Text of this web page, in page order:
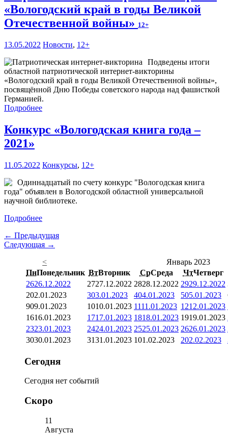
«Вологодский край в годы Великой
Отечественной войны» 12+
13.05.2022 Новости, 12+
Подведены итоги
областной патриотической интернет-викторины
«Вологодский край в годы Великой Отечественной войны»,
посвящённой Дню Победы советского народа над фашисткой
Германией.
Подробнее
Конкурс «Вологодская книга года –
2021»
11.05.2022 Конкурсы, 12+
Одиннадцатый по счету конкурс "Вологодская книга
года" объявлен в Вологодской областной универсальной
научной библиотеке.
Подробнее
← Предыдущая
Следующая →
<
Январь 2023
ПнПонедельник ВтВторник СрСреда ЧтЧетверг
2626.12.2022 2727.12.2022 2828.12.2022 2929.12.2022
202.01.2023 303.01.2023 404.01.2023 505.01.2023
909.01.2023 1010.01.2023 1111.01.2023 1212.01.2023
1616.01.2023 1717.01.2023 1818.01.2023 1919.01.2023
2323.01.2023 2424.01.2023 2525.01.2023 2626.01.2023
3030.01.2023 3131.01.2023 101.02.2023 202.02.2023
Сегодня
Сегодня нет событий
Скоро
11
Августа